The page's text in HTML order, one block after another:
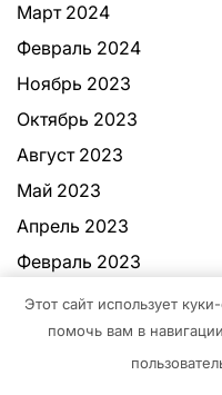
Март 2024
Февраль 2024
Ноябрь 2023
Октябрь 2023
Август 2023
Май 2023
Апрель 2023
Февраль 2023
Декабрь 2022
Ноябрь 2022
Октябрь 2022
Этот сайт использует
помочь вам в